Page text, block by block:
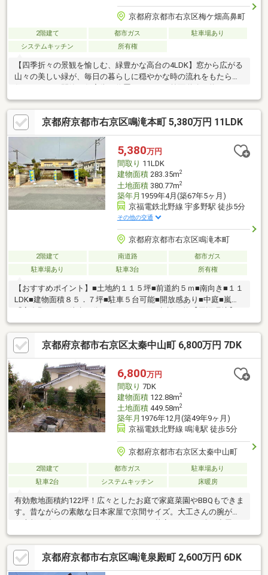
京都府京都市右京区梅ケ畑高鼻町
2階建て 都市ガス
駐車場あり
システムキッチン
所有権
【四季折々の景観を愉しむ、緑豊かな高台の4LDK】窓から広がる
山々の美しい緑が、毎日の暮らしに穏やかな時の流れをもたらす
ルの広さがあり、お車の出し入れや駐車もスムーズに行えます。
お部屋には陽当たりに恵まれた南面バルコニーを配置。明るく風
通しの良い、心地よい家族団らんの空間を叶えます。また、徒歩1
分の近さに「高雄病院」があり、いざという時も安心・健やかな
暮らしをサポートします。豊かな自然に抱かれ、ゆったりとした
時間が流れる住環境で新生活を始めませんか。いつでもお気軽に
お問い合わせください。
京都府京都市右京区鳴滝本町 5,380万円 11LDK
5,380万円
間取り 11LDK
建物面積283.35m2
土地面積380.77m2
築年月 1959年4月(築67年5ヶ月)
京福電鉄北野線 宇多野駅 徒歩5分
その他の交通
京都府京都市右京区鳴滝本町
2階建て 南道路
都市ガス
駐車場あり
駐車3台 所有権
【おすすめポイント】■土地約１１５坪■前道約５ｍ■南向き■１１
LDK■建物面積８５．７坪■駐車５台可能■開放感あり■中庭■嵐電
宇多野小学校まで徒歩６分□双ヶ岡中学校まで徒歩１７分□スーパ
ーマツモトまで徒歩１５分□セブンイレブンまで徒歩５分□宇多野
郵便局まで徒歩２分□福王子公園まで徒歩５分□嵯峨野病院まで徒
歩５分
京都府京都市右京区太秦中山町 6,800万円 7DK
6,800万円
間取り 7DK
建物面積122.88m2
土地面積449.58m2
築年月 1976年12月(築49年9ヶ月)
京福電鉄北野線 鳴滝駅 徒歩5分
京都府京都市右京区太秦中山町
2階建て 都市ガス
駐車場あり
駐車2台
システムキッチン 床暖房
有効敷地面積約122坪！広々としたお庭で家庭菜園やBBQもできま
す。昔ながらの素敵な日本家屋で京間サイズ。大工さんの腕が光
はトイレ、シャワールーム、洗面台を完備。お客様が泊まりに来
られても楽しいですね！車を停めるスペースを拡張されていて、
２台駐車可能です（車種によります）。住みやすいように色々と
手を加えておられますのでとてもおススメです。例えば2014年に
京都府京都市右京区鳴滝泉殿町 2,600万円 6DK